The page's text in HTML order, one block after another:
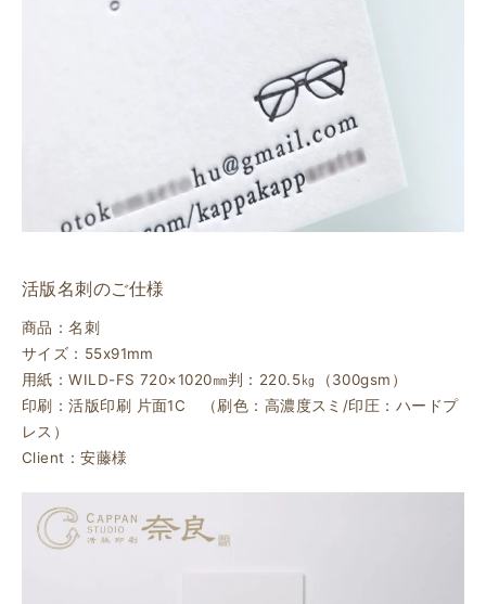
活版名刺のご仕様
商品：名刺
サイズ：55x91mm
用紙：WILD-FS 720×1020㎜判：220.5㎏（300gsm）
印刷：活版印刷 片面1C （刷色：高濃度スミ/印圧：ハードプ
レス）
Client：安藤様